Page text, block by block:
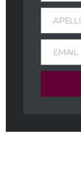
EMAIL